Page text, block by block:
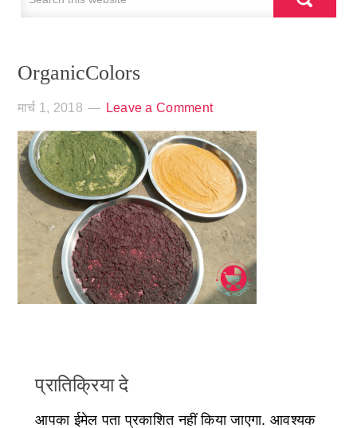
OrganicColors
मार्च 1, 2018 Leave a Comment
प्रातिक्रिया दे
आपका ईमेल पता प्रकाशित नहीं किया जाएगा. आवश्यक